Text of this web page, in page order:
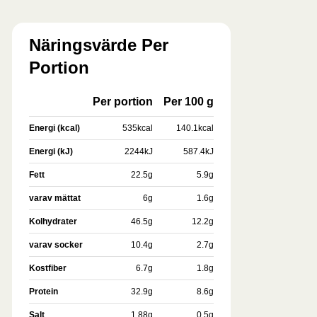
Näringsvärde Per
Portion
Per portion Per 100 g
Energi (kcal) 535kcal 140.1kcal
Energi (kJ) 2244kJ 587.4kJ
Fett 22.5g 5.9g
varav mättat 6g 1.6g
Kolhydrater 46.5g 12.2g
varav socker 10.4g 2.7g
Kostfiber 6.7g 1.8g
Protein 32.9g 8.6g
Salt 1.88g 0.5g